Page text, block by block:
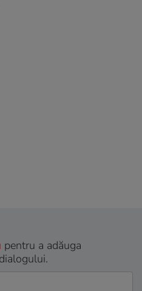
pentru a adăuga